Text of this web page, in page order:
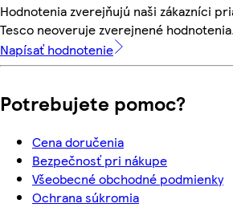
Hodnotenia zverejňujú naši zákazníci
Tesco neoveruje zverejnené
Napísať hodnotenie
Potrebujete pomoc?
Cena doručenia
Bezpečnosť pri nákupe
Všeobecné obchodné podmienky
Ochrana súkromia